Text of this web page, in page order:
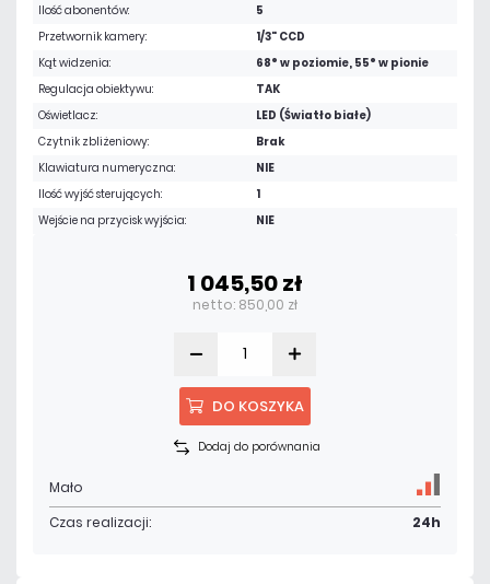
Ilość abonentów:
5
Przetwornik kamery:
1/3" CCD
Kąt widzenia:
68° w poziomie, 55° w pionie
Regulacja obiektywu:
TAK
Oświetlacz:
LED (Światło białe)
Czytnik zbliżeniowy:
Brak
Klawiatura numeryczna:
NIE
Ilość wyjść sterujących:
1
Wejście na przycisk wyjścia:
NIE
1 045,50 zł
netto: 850,00 zł
DO KOSZYKA
Dodaj do porównania
Mało
Czas realizacji:
24h